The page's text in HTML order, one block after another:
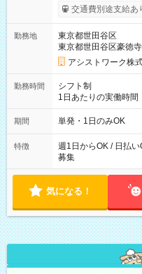
間】試用期間なし
交通費別途支給あ
勤務地
東京都世田谷区
東京都世田谷区豪徳寺
アシストワーク株
勤務時間
シフト制
1日あたりの実働時間
勤務 勤務：月・水・金 休み
可能です！ ※1日あたりの最大実働時間は日勤、夜勤共に勤務し
期間 単発・1日のみOK
特徴
週1日からOK / 日払
募集
気になる！